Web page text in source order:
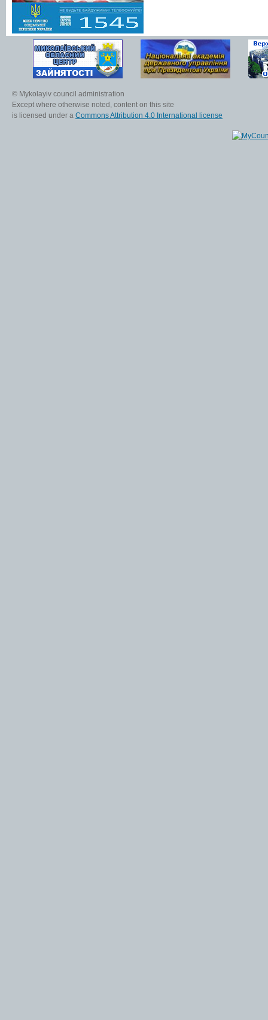
© Mykolayiv council administration
Except where otherwise noted, content on this site
is licensed under a Commons Attribution 4.0 International license